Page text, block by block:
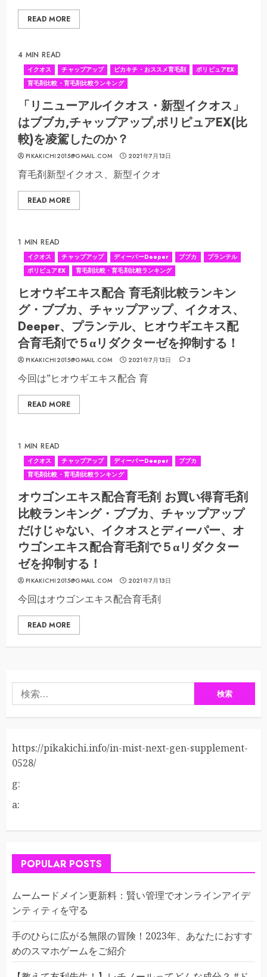
READ MORE
4 MIN READ
イクオス チャップアップ ピカキチ・おススメ育毛剤
ポリピュアEX
育毛剤比較・育毛剤比較ランキング
「リニューアルイクオス・新型イクオス」
はブブカ,チャップアップ,ポリピュアEX(比
較)を凌駕したのか？
PIKAKICHI2015@GMAIL.COM 2021年7月13日
育毛剤新型イクオス、新型イクオ
READ MORE
1 MIN READ
イクオス チャップアップ ディーパーDeeper ブブカ
プランテル
ポリピュアEX
育毛剤比較・育毛剤比較ランキング
ヒオウギエキス配合 育毛剤比較ランキン
グ・ブブカ、チャップアップ、イクオス、
Deeper、プランテル、ヒオウギエキス配
合育毛剤で５αリダクターゼを抑制する！
PIKAKICHI2015@GMAIL.COM 2021年7月13日 3
今回は”ヒオウギエキス配合 育
READ MORE
1 MIN READ
イクオス チャップアップ ディーパーDeeper
ブブカ
育毛剤比較・育毛剤比較ランキング
オウゴンエキス配合育毛剤 お買い得育毛剤
比較ランキング・ブブカ、チャップアップ
だけじゃない、イクオスとディーパー、オ
ウゴンエキス配合育毛剤で５αリダクター
ゼを抑制する！
PIKAKICHI2015@GMAIL.COM 2021年7月13日
今回はオウゴンエキス配合育毛剤
READ MORE
索:
https://pikakichi.info/in-mist-next-gen-supplement-
0528/
g:
a:
POPULAR POSTS
ムームードメイン更新料：賢い管理でオンラインアイデ
ンティティを守る
手のひらに広がる無限の冒険！2023年、あなたにおすす
めのスマホゲームをご紹介